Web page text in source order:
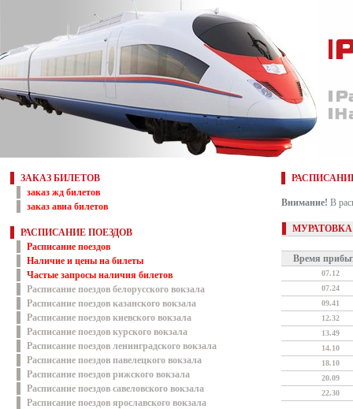
ЗАКАЗ БИЛЕТОВ
заказ жд билетов
заказ авиа билетов
РАСПИСАНИЕ ПОЕЗДОВ
Расписание поездов
Наличие и цены на билеты
Частые запросы наличия билетов
Расписание поездов белорусского вокзала
Расписание поездов казанского вокзала
Расписание поездов киевского вокзала
Расписание поездов курского вокзала
Расписание поездов ленинградского вокзала
Расписание поездов павелецкого вокзала
Расписание поездов рижского вокзала
Расписание поездов савеловского вокзала
Расписание поездов ярославского вокзала
Внимание! В
МУРАТОВКА
Время
07.12
07.24
09.41
12.32
13.49
14.10
18.10
20.09
22.30